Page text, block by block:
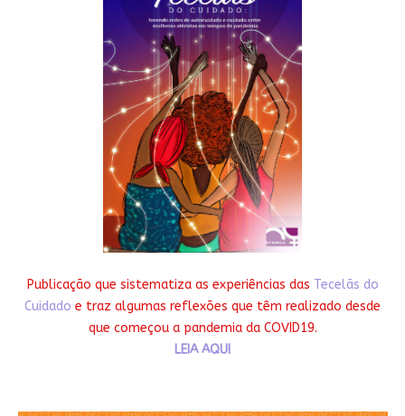
Publicação que sistematiza as experiências das Tecelãs do
Cuidado e traz algumas reflexões que têm realizado desde
que começou a pandemia da COVID19.
LEIA AQUI